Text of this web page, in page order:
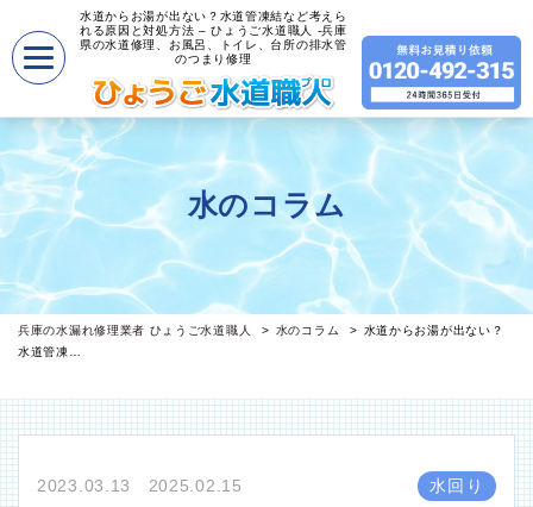
水道からお湯が出ない？水道管凍結など考えら
れる原因と対処方法 – ひょうご水道職人 -兵庫
県の水道修理、お風呂、トイレ、台所の排水管
のつまり修理
水のコラム
兵庫の水漏れ修理業者 ひょうご水道職人 水のコラム
水道からお湯が出ない？
水道管凍…
2023.03.13 2025.02.15 水回り